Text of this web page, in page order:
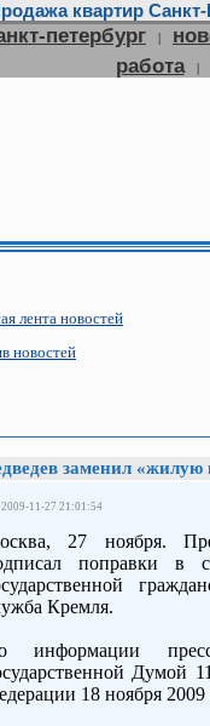
квартир
петербург |
работа
|
лента новостей
новостей
заменил
2009-11-27 21:01:54
27 ноября.
поправки в
Кремля.
информации
Думой
18 ноября 2009